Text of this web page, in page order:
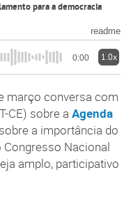
para a democracia
readme
0:00 1.0x
março conversa com
CE) sobre a Agenda
a importância do
Nacional
amplo, participativo